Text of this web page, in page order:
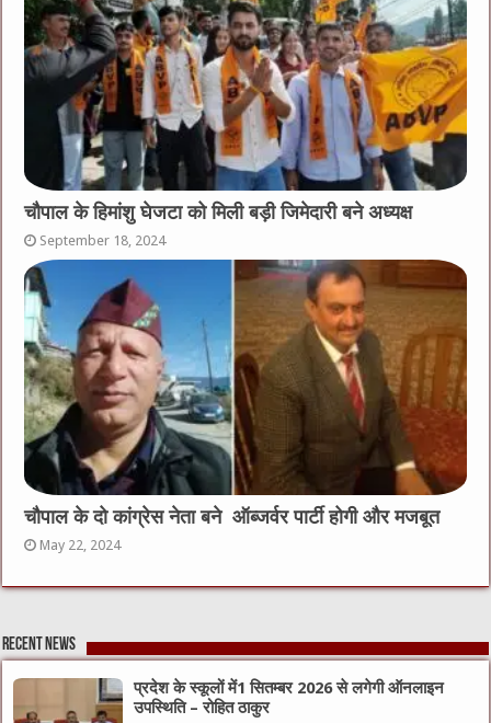
चौपाल के हिमांशु घेजटा को मिली बड़ी जिमेदारी बने अध्यक्ष
September 18, 2024
चौपाल के दो कांग्रेस नेता बने ऑब्जर्वर पार्टी होगी और मजबूत
May 22, 2024
Recent News
प्रदेश के स्कूलों में1 सितम्बर 2026 से लगेगी ऑनलाइन
उपस्थिति – रोहित ठाकुर